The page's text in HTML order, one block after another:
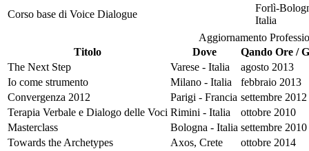
Corso base di Voice Dialogue
Forlì-
Italia
Aggiornamento
Titolo
Dove
Qando Ore /
The Next Step
Varese - Italia
agosto 2013
Io come strumento
Milano - Italia
febbraio 2013
Convergenza 2012
Parigi - Francia settembre 2012
Terapia Verbale e Dialogo delle Voci Rimini - Italia
ottobre 2010
Masterclass
Bologna - Italia settembre 2010
Towards the Archetypes
Axos, Crete
ottobre 2014